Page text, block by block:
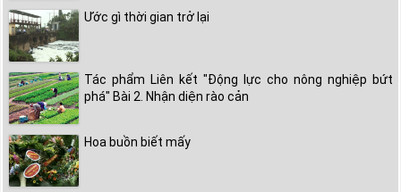
Ước gì thời gian trở lại
Tác phẩm Liên kết "Động lực cho nông nghiệp bứt
phá" Bài 2. Nhận diện rào cản
Hoa buồn biết mấy